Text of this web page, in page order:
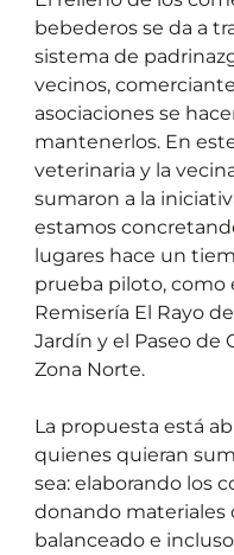
bebederos se da a
sistema de
vecinos,
asociaciones se
mantenerlos. En
veterinaria y la
sumaron a la
estamos
lugares hace un
prueba piloto, como
Remisería El Rayo
Jardín y el Paseo de
Zona Norte.
La propuesta está
quienes quieran
sea: elaborando los
donando materiales
balanceado e